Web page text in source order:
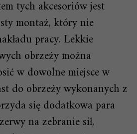
tych akcesoriów jest
montaż, który nie
pracy. Lekkie
obrzeży można
w dowolne miejsce w
do obrzeży wykonanych z
się dodatkowa para
na zebranie sił,